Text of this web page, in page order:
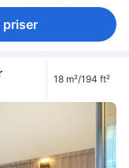
Fönster som kan öppnas
priser
18 m²/194 ft²